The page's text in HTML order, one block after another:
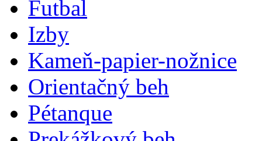
Futbal
Izby
Kameň-papier-nožnice
Orientačný beh
Pétanque